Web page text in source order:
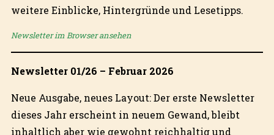
weitere Einblicke, Hintergründe und Lesetipps.
Newsletter im Browser ansehen
Newsletter 01/26 – Februar 2026
Neue Ausgabe, neues Layout: Der erste Newsletter
dieses Jahr erscheint in neuem Gewand, bleibt
inhaltlich aber wie gewohnt reichhaltig und